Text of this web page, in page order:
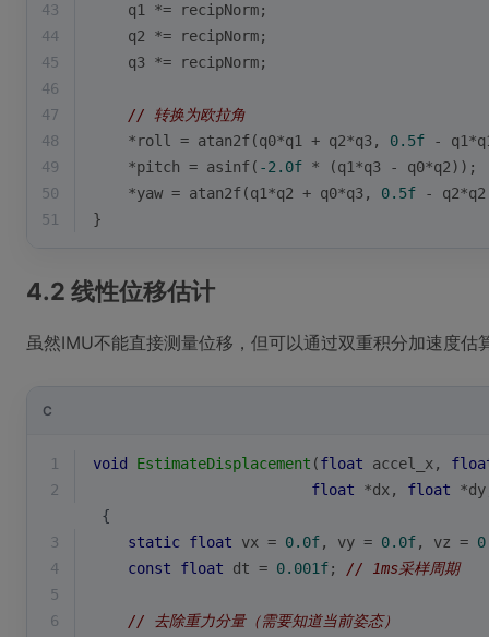
43
    q1 *= recipNorm;
44
    q2 *= recipNorm;
45
    q3 *= recipNorm;
46
47
// 转换为欧拉角
48
    *roll = atan2f(q0*q1 + q2*q3,
0.5f -
49
    *pitch = asinf(
-2.0f * (q1*q3 - q0*q2));
50
    *yaw = atan2f(q1*q2 + q0*q3,
0.5f -
51
}
4.2 线性位移估计
虽然IMU不能直接测量位移，但可以通过双重积分加速度估
C
1 void EstimateDisplacement (float accel_x,
2
float *dx, float
{
3
static float vx = 0.0f, vy = 0.0f, vz =
4
const float dt = 0.001f; // 1ms采样周期
5
6
// 去除重力分量（需要知道当前姿态）